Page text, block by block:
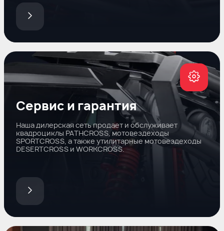
Сервис и гарантия
Наша дилерская сеть продает и обслуживает
квадроциклы PATHCROSS, мотовездеходы
SPORTCROSS, а также утилитарные мотовездеходы
DESERTCROSS и WORKCROSS.